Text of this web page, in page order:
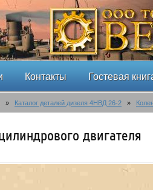
Контакты Гостевая
» Каталог деталей дизеля 4НВД 26-2 »
двигателя